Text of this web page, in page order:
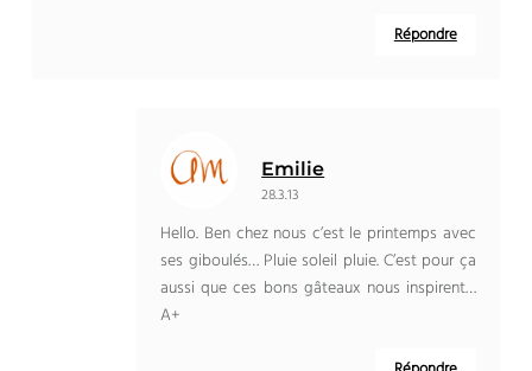
Répondre
Emilie
28.3.13
Hello. Ben chez nous c’est le printemps avec
ses giboulés… Pluie soleil pluie. C’est pour ça
aussi que ces bons gâteaux nous inspirent…
A+